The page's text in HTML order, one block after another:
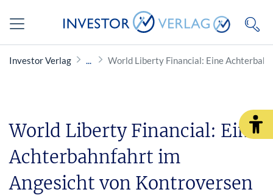
Investor Verlag World Liberty Financial: Eine
World Liberty Financial: Eine
Achterbahnfahrt im
Angesicht von Kontroversen